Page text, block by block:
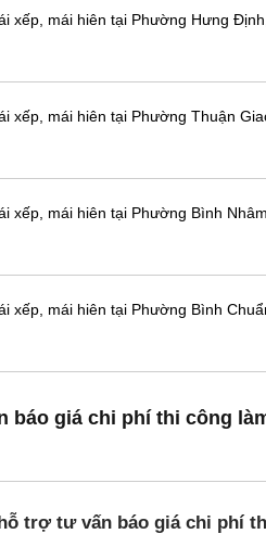
xếp, mái hiên tại Phường Hưng Định
xếp, mái hiên tại Phường Thuận
xếp, mái hiên tại Phường Bình Nhâm
xếp, mái hiên tại Phường Bình
báo giá chi phí thi công
trợ tư vấn báo giá chi phí